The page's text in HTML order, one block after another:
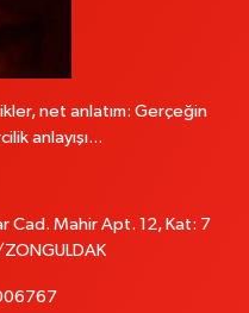
net anlatım: Gerçeğin
anlayışı...
Cad. Mahir Apt. 12, Kat: 7